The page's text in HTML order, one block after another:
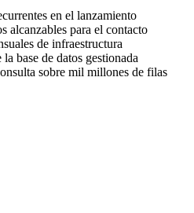
en el lanzamiento
alcanzables para el contacto
de infraestructura
la base de datos gestionada
sobre mil millones de filas